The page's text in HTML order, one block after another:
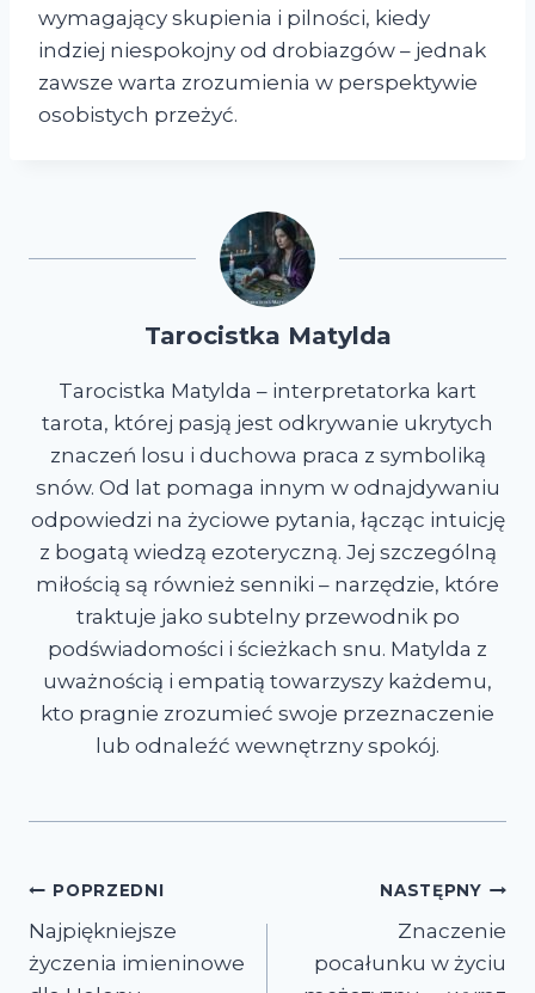
wymagający skupienia i pilności, kiedy
indziej niespokojny od drobiazgów – jednak
zawsze warta zrozumienia w perspektywie
osobistych przeżyć.
Tarocistka Matylda
Tarocistka Matylda – interpretatorka kart
tarota, której pasją jest odkrywanie ukrytych
znaczeń losu i duchowa praca z symboliką
snów. Od lat pomaga innym w odnajdywaniu
odpowiedzi na życiowe pytania, łącząc intuicję
z bogatą wiedzą ezoteryczną. Jej szczególną
miłością są również senniki – narzędzie, które
traktuje jako subtelny przewodnik po
podświadomości i ścieżkach snu. Matylda z
uważnością i empatią towarzyszy każdemu,
kto pragnie zrozumieć swoje przeznaczenie
lub odnaleźć wewnętrzny spokój.
Nawigacja
wpisu
POPRZEDNI
Najpiękniejsze
życzenia imieninowe
NASTĘPNY
Znaczenie
pocałunku w życiu